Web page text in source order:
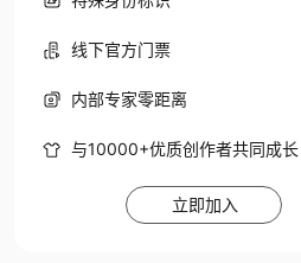
线下官方门票
内部专家零距离
与10000+优质创作者共同成长
立即加入